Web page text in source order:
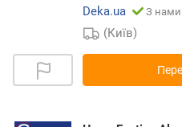
Deka.ua
З нами
(Київ)